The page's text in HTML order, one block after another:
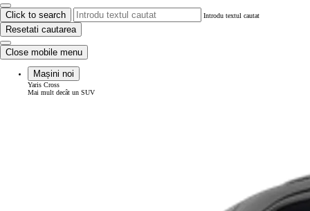
Click to search Introdu textul cautat
Resetati cautarea
Close mobile menu
Mașini noi
Yaris Cross
Mai mult decât un SUV